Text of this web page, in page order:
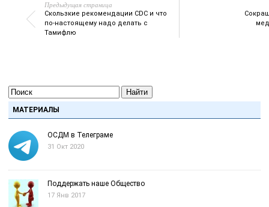
Предыдущая страница
Скользкие рекомендации CDC и что
по-настоящему надо делать с
Тамифлю
Найти
МАТЕРИАЛЫ
ОСДМ в Телеграме
31 Окт 2020
Поддержать наше Общество
17 Янв 2017